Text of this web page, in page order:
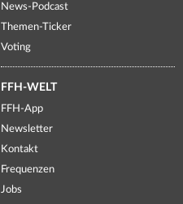
News-Podcast
Themen-Ticker
Voting
FFH-WELT
FFH-App
Newsletter
Kontakt
Frequenzen
Jobs